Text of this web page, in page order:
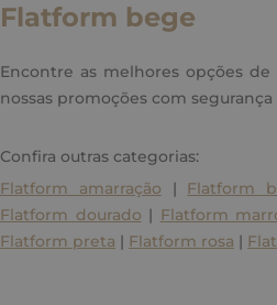
Flatform bege
Encontre as melhores opções
nossas promoções com
Confira outras categorias:
Flatform amarração | Flatform
Flatform dourado | Flatform
Flatform preta | Flatform rosa |